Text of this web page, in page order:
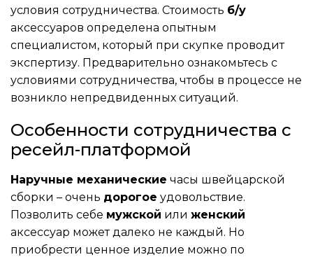
условия сотрудничества. Стоимость б/у
аксессуаров определена опытным
специалистом, который при скупке проводит
экспертизу. Предварительно ознакомьтесь с
условиями сотрудничества, чтобы в процессе не
возникло непредвиденных ситуаций.
Особенности сотрудничества с
ресейл-платформой
Наручные механические часы швейцарской
сборки – очень дорогое удовольствие.
Позволить себе мужской или женский
аксессуар может далеко не каждый. Но
приобрести ценное изделие можно по